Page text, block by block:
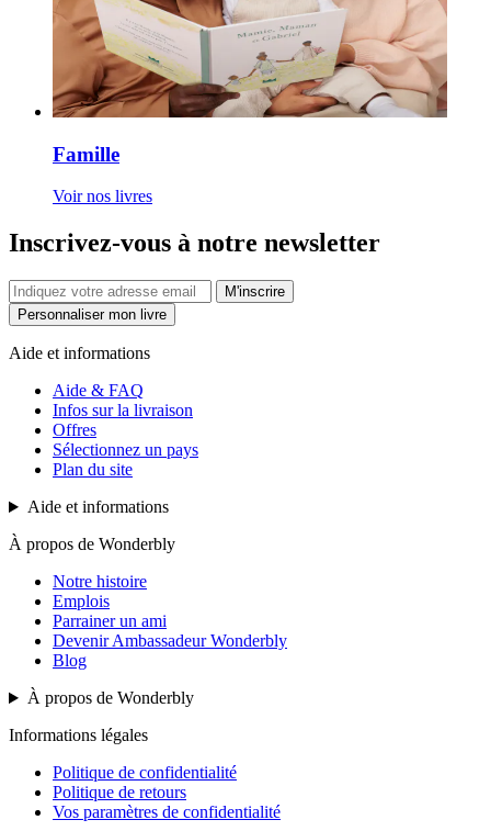
Famille
Voir nos livres
Inscrivez-vous à notre newsletter
M'inscrire
Personnaliser mon livre
Aide et informations
Aide & FAQ
Infos sur la livraison
Offres
Sélectionnez un pays
Plan du site
Aide et informations
À propos de Wonderbly
Notre histoire
Emplois
Parrainer un ami
Devenir Ambassadeur Wonderbly
Blog
À propos de Wonderbly
Informations légales
Politique de confidentialité
Politique de retours
Vos paramètres de confidentialité